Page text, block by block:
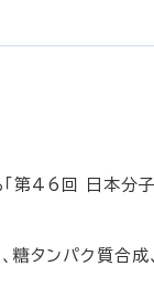
第46回 日本分
糖タンパク質合